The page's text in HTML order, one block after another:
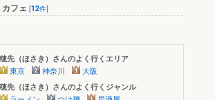
カフェ [12件]
穂先（ほさき）さんのよく行くエリア
東京 神奈川 大阪
穂先（ほさき）さんのよく行くジャンル